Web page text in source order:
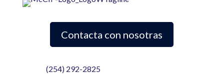
Contacta con nosotras
(254) 292-2825